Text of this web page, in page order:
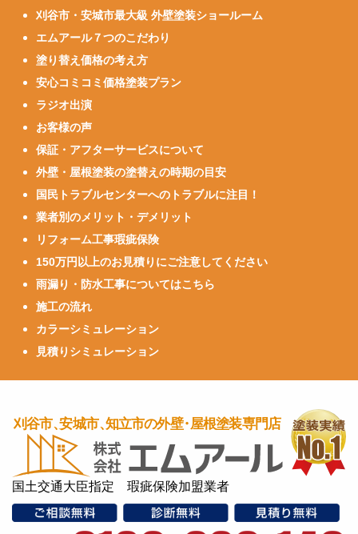
刈谷市・安城市最大級 外壁塗装ショールーム
エムアール７つのこだわり
塗り替え価格の考え方
安心コミコミ価格塗装プラン
ラジオ出演
お客様の声
保証・アフターサービスについて
外壁・屋根塗装の塗替えの時期の目安
国民トラブルセンターへのトラブルに注目！
業者別のメリット・デメリット
リフォーム工事瑕疵保険
150万円以上のお見積りにご注意してください
雨漏り・防水工事についてはこちら
施工の流れ
カラーシミュレーション
見積りシミュレーション
国土交通大臣指定 瑕疵保険加盟業者